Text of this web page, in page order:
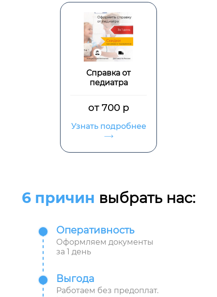
Справка от
педиатра
от 700 р
Узнать подробнее
6 причин выбрать нас:
Оперативность
Оформляем документы
за 1 день
Выгода
Работаем без предоплат.